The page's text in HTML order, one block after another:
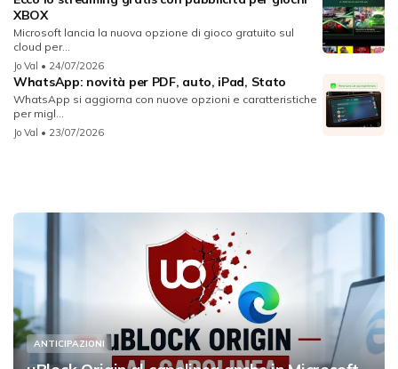
XBOX
Microsoft lancia la nuova opzione di gioco gratuito sul
cloud per...
Jo Val • 24/07/2026
WhatsApp: novità per PDF, auto, iPad, Stato
WhatsApp si aggiorna con nuove opzioni e caratteristiche
per migl...
Jo Val • 23/07/2026
ANTICIPAZIONI